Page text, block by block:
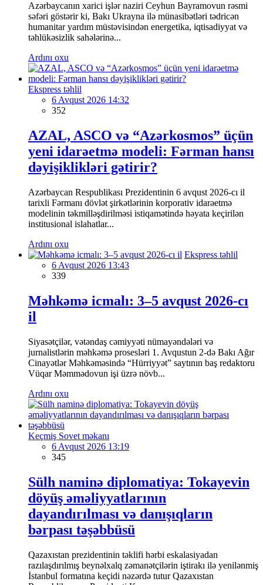
Azərbaycanın xarici işlər naziri Ceyhun Bayramovun rəsmi
səfəri göstərir ki, Bakı Ukrayna ilə münasibətləri tədricən
humanitar yardım müstəvisindən energetika, iqtisadiyyat və
təhlükəsizlik sahələrinə...
Ardını oxu
Ekspress təhlil
6 Avqust 2026 14:32
352
AZAL, ASCO və “Azərkosmos” üçün
yeni idarəetmə modeli: Fərman hansı
dəyişiklikləri gətirir?
Azərbaycan Respublikası Prezidentinin 6 avqust 2026-cı il
tarixli Fərmanı dövlət şirkətlərinin korporativ idarəetmə
modelinin təkmilləşdirilməsi istiqamətində həyata keçirilən
institusional islahatlar...
Ardını oxu
Ekspress təhlil
6 Avqust 2026 13:43
339
Məhkəmə icmalı: 3–5 avqust 2026-cı
il
Siyasətçilər, vətəndaş cəmiyyəti nümayəndələri və
jurnalistlərin məhkəmə prosesləri 1. Avqustun 2-də Bakı Ağır
Cinayətlər Məhkəməsində “Hürriyyət” saytının baş redaktoru
Vüqar Məmmədovun işi üzrə növb...
Ardını oxu
Keçmiş Sovet məkanı
6 Avqust 2026 13:19
345
Sülh naminə diplomatiya: Tokayevin
döyüş əməliyyatlarının
dayandırılması və danışıqların
bərpası təşəbbüsü
Qazaxıstan prezidentinin təklifi hərbi eskalasiyadan
razılaşdırılmış beynəlxalq zəmanətçilərin iştirakı ilə yenilənmiş
İstanbul formatına keçidi nəzərdə tutur Qazaxıstan